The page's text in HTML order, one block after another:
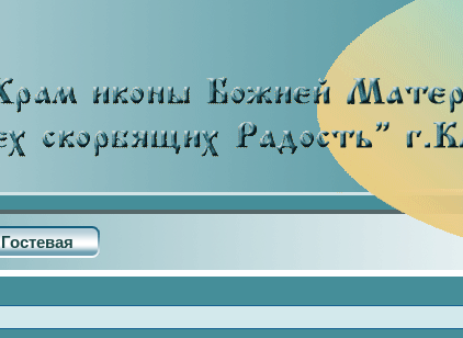
Гостевая